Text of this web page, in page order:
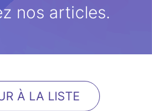
nos articles.
À LA LISTE